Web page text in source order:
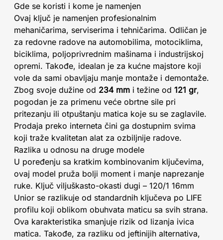
Gde se koristi i kome je namenjen
Ovaj ključ je namenjen profesionalnim
mehaničarima, serviserima i tehničarima. Odličan je
za redovne radove na automobilima, motociklima,
biciklima, poljoprivrednim mašinama i industrijskoj
opremi. Takođe, idealan je za kućne majstore koji
vole da sami obavljaju manje montaže i demontaže.
Zbog svoje dužine od 234 mm i težine od 121 gr,
pogodan je za primenu veće obrtne sile pri
pritezanju ili otpuštanju matica koje su se zaglavile.
Prodaja preko interneta čini ga dostupnim svima
koji traže kvalitetan alat za ozbiljnije radove.
Razlika u odnosu na druge modele
U poređenju sa kratkim kombinovanim ključevima,
ovaj model pruža bolji moment i manje naprezanje
ruke. Ključ viljuškasto-okasti dugi – 120/1 16mm
Unior se razlikuje od standardnih ključeva po LIFE
profilu koji oblikom obuhvata maticu sa svih strana.
Ova karakteristika smanjuje rizik od lizanja ivica
matica. Takođe, za razliku od jeftinijih alternativa,